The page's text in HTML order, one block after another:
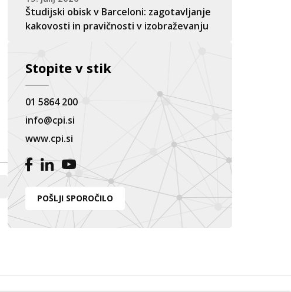
Študijski obisk v Barceloni: zagotavljanje
kakovosti in pravičnosti v izobraževanju
Stopite v stik
01 5864 200
info@cpi.si
www.cpi.si
POŠLJI SPOROČILO